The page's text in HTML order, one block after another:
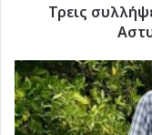
Τρεις
Συλλυπητήριο
μήνυμα
του
Κοσμήτορα